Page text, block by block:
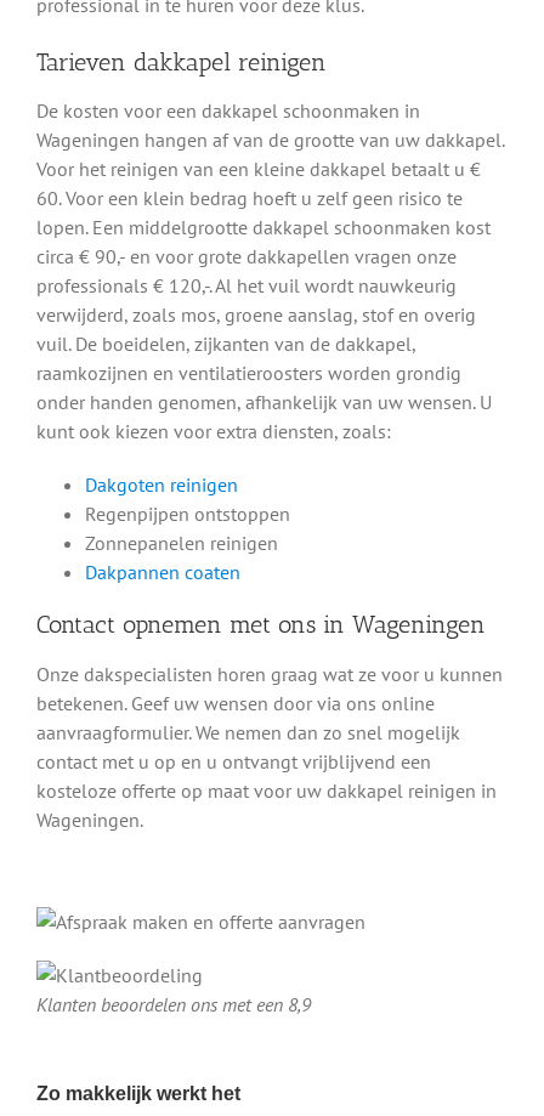
professional in te huren voor deze klus.
Tarieven dakkapel reinigen
De kosten voor een dakkapel schoonmaken in
Wageningen hangen af van de grootte van uw dakkapel.
Voor het reinigen van een kleine dakkapel betaalt u €
60. Voor een klein bedrag hoeft u zelf geen risico te
lopen. Een middelgrootte dakkapel schoonmaken kost
circa € 90,- en voor grote dakkapellen vragen onze
professionals € 120,-. Al het vuil wordt nauwkeurig
verwijderd, zoals mos, groene aanslag, stof en overig
vuil. De boeidelen, zijkanten van de dakkapel,
raamkozijnen en ventilatieroosters worden grondig
onder handen genomen, afhankelijk van uw wensen. U
kunt ook kiezen voor extra diensten, zoals:
Dakgoten reinigen
Regenpijpen ontstoppen
Zonnepanelen reinigen
Dakpannen coaten
Contact opnemen met ons in Wageningen
Onze dakspecialisten horen graag wat ze voor u kunnen
betekenen. Geef uw wensen door via ons online
aanvraagformulier. We nemen dan zo snel mogelijk
contact met u op en u ontvangt vrijblijvend een
kosteloze offerte op maat voor uw dakkapel reinigen in
Wageningen.
Klanten beoordelen ons met een 8,9
Zo makkelijk werkt het